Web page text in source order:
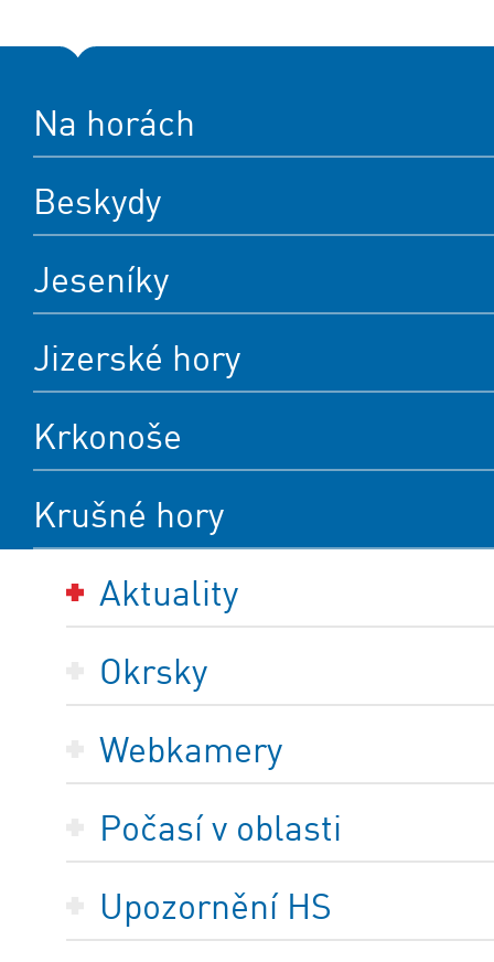
Na horách
Beskydy
Jeseníky
Jizerské hory
Krkonoše
Krušné hory
Aktuality
Okrsky
Webkamery
Počasí v oblasti
Upozornění HS